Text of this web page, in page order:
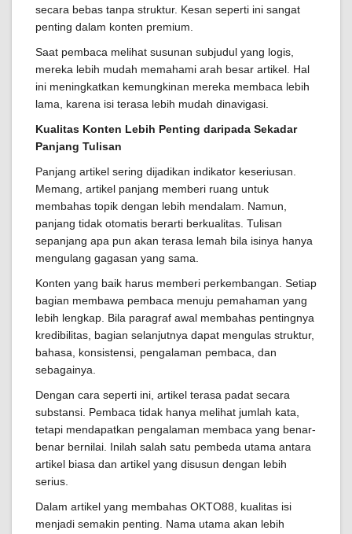
secara bebas tanpa struktur. Kesan seperti ini sangat
penting dalam konten premium.
Saat pembaca melihat susunan subjudul yang logis,
mereka lebih mudah memahami arah besar artikel. Hal
ini meningkatkan kemungkinan mereka membaca lebih
lama, karena isi terasa lebih mudah dinavigasi.
Kualitas Konten Lebih Penting daripada Sekadar
Panjang Tulisan
Panjang artikel sering dijadikan indikator keseriusan.
Memang, artikel panjang memberi ruang untuk
membahas topik dengan lebih mendalam. Namun,
panjang tidak otomatis berarti berkualitas. Tulisan
sepanjang apa pun akan terasa lemah bila isinya hanya
mengulang gagasan yang sama.
Konten yang baik harus memberi perkembangan. Setiap
bagian membawa pembaca menuju pemahaman yang
lebih lengkap. Bila paragraf awal membahas pentingnya
kredibilitas, bagian selanjutnya dapat mengulas struktur,
bahasa, konsistensi, pengalaman pembaca, dan
sebagainya.
Dengan cara seperti ini, artikel terasa padat secara
substansi. Pembaca tidak hanya melihat jumlah kata,
tetapi mendapatkan pengalaman membaca yang benar-
benar bernilai. Inilah salah satu pembeda utama antara
artikel biasa dan artikel yang disusun dengan lebih
serius.
Dalam artikel yang membahas OKTO88, kualitas isi
menjadi semakin penting. Nama utama akan lebih